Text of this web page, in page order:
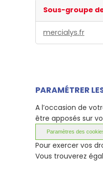
Cookies
Google
Sous-groupe
mercialys.fr
PARAMÉTRER
A l’occasion de
être apposés sur
Paramètres des
Pour exercer vos
Vous trouverez